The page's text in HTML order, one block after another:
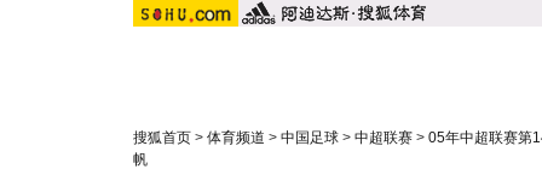
搜狐首页 > 体育频道 > 中国足球 > 中超联赛 > 05年中超联赛第
帆